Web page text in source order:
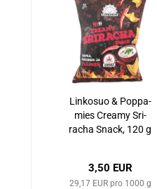
Lin­ko­suo & Pop­pa­
mies Crea­my Sri­
racha Snack, 120 g
3,50 EUR
29,17 EUR pro 1000 g